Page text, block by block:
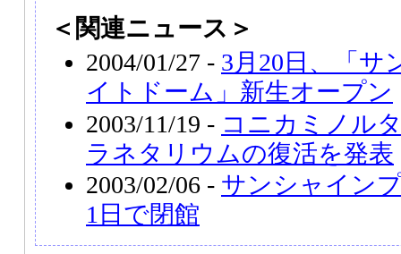
＜関連ニュース＞
2004/01/27 - 3月20日、「サ
イトドーム」新生オープン
2003/11/19 - コニカミノル
ラネタリウムの復活を発表
2003/02/06 - サンシャイン
1日で閉館